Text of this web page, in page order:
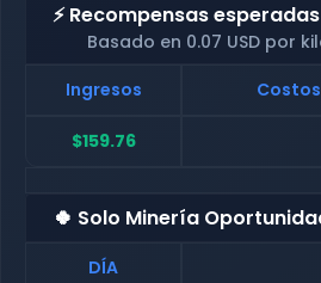
⚡ Recompensas
Basado en 0.07 USD por
Ingresos
$159.76
🍀 Solo Minería
DÍA